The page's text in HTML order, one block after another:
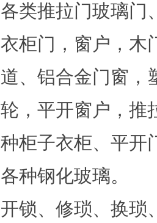
各类推拉门玻璃门
衣柜门，窗户，木
道、铝合金门窗，
轮，平开窗户，推
种柜子衣柜、平开
各种钢化玻璃。
开锁、修琐、换琐